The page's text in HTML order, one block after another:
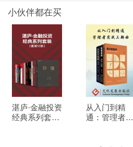
小伙伴都在买
湛庐·金融投资
经典系列套装
从入门到精
通：管理者实